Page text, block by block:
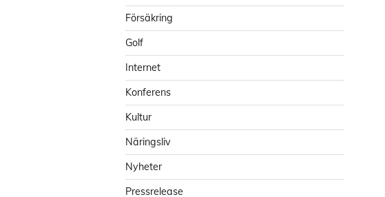
Försäkring
Golf
Internet
Konferens
Kultur
Näringsliv
Nyheter
Pressrelease